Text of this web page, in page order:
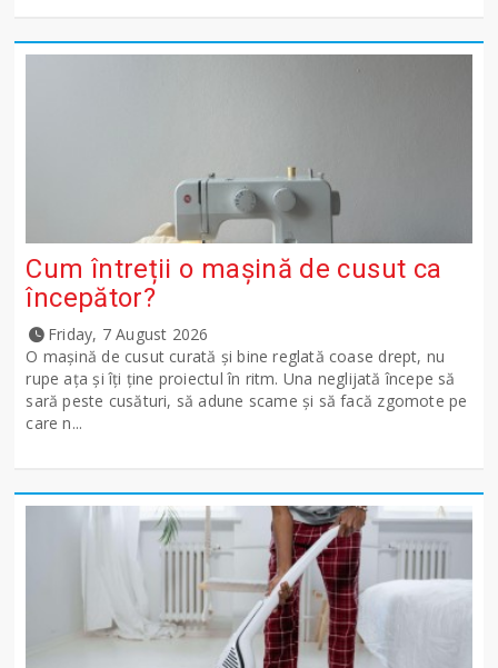
Cum întreții o mașină de cusut ca
începător?
Friday, 7 August 2026
O mașină de cusut curată și bine reglată coase drept, nu
rupe ața și îți ține proiectul în ritm. Una neglijată începe să
sară peste cusături, să adune scame și să facă zgomote pe
care n...